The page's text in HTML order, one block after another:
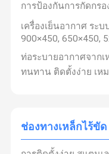
ผลิตภัณฑ์ FIFA
พัดลมทําความร้อนแ
เสื้อกั๊กเครื่องปรับอา
การป้องกันการกัดกรอ
เครื่องเย็นอากาศ ระ
900×450, 650×450,
ท่อระบายอากาศจาก
ทนทาน ติดตั้งง่าย เห
ช่องทางเหล็กไร้ขัด
เอเชียตะวันออกเฉียงใต้
นําโดยหลักการของ"คุณ
เราได้
จากลูกค้าใหม่และปัจจุบั
นวัตกรรมครับ
ครับสําหรับภารกิจที่เรา